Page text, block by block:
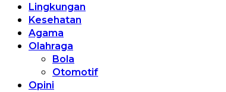
Lingkungan
Kesehatan
Agama
Olahraga
Bola
Otomotif
Opini